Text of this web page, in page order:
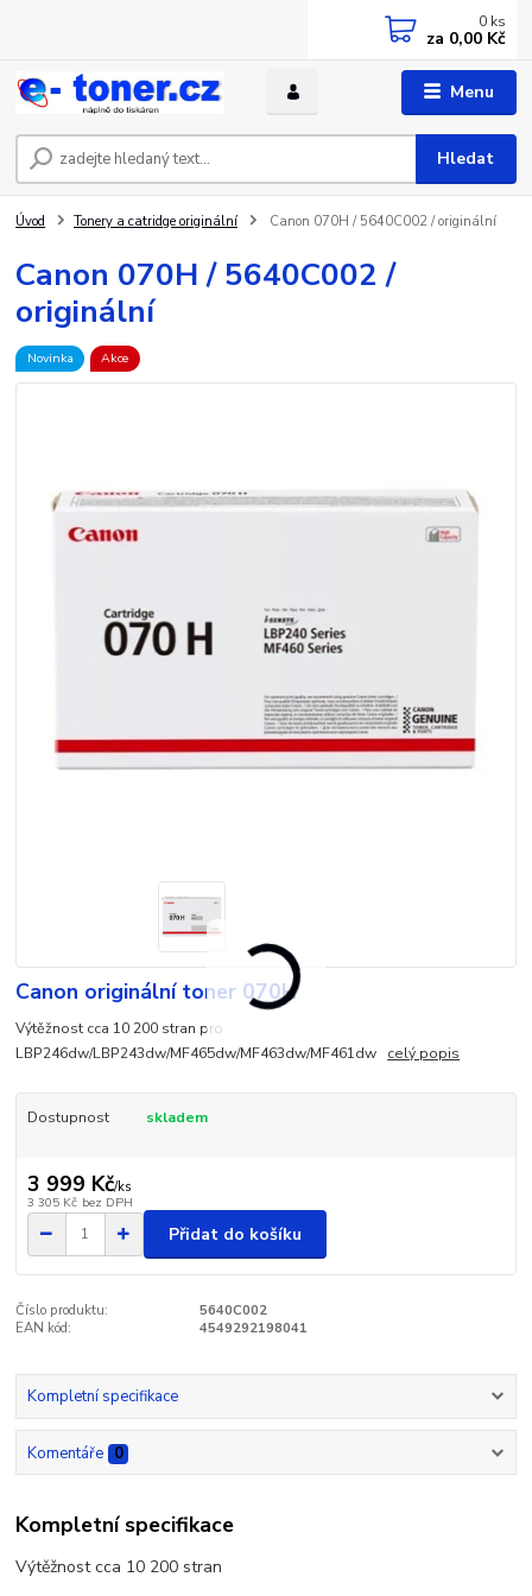
Menu
Hledat
0 ks
za 0,00 Kč
Úvod Tonery a catridge originální Canon 070H / 5640C002 / originální
Canon 070H / 5640C002 /
originální
Novinka Akce
Canon originální toner 070H
Výtěžnost cca 10 200 stran pro
LBP246dw/LBP243dw/MF465dw/MF463dw/MF461dw celý popis
Dostupnost skladem
3 999 Kč/ks
3 305 Kč bez DPH
Přidat do košíku
Číslo produktu:
5640C002
EAN kód:
4549292198041
Kompletní specifikace
Komentáře 0
Kompletní specifikace
Výtěžnost cca 10 200 stran